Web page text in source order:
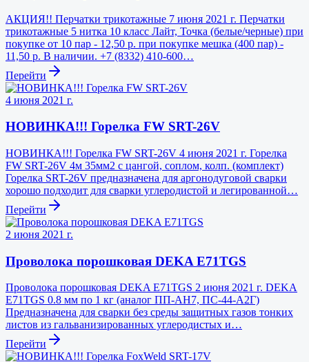
АКЦИЯ!! Перчатки трикотажные 7 июня 2021 г. Перчатки
трикотажные 5 нитка 10 класс Лайт, Точка (белые/черные) при
покупке от 10 пар - 12,50 р. при покупке мешка (400 пар) -
11,50 р. В наличии. +7 (8332) 410-600…
Перейти
4 июня 2021 г.
НОВИНКА!!! Горелка FW SRT-26V
НОВИНКА!!! Горелка FW SRT-26V 4 июня 2021 г. Горелка
FW SRT-26V 4м 35мм2 с цангой, соплом, колп. (комплект)
Горелка SRT-26V предназначена для аргонодуговой сварки
хорошо подходит для сварки углеродистой и легированной…
Перейти
2 июня 2021 г.
Проволока порошковая DEKA E71TGS
Проволока порошковая DEKA E71TGS 2 июня 2021 г. DEKA
E71TGS 0.8 мм по 1 кг (аналог ПП-АН7, ПС-44-А2Г)
Предназначена для сварки без среды защитных газов тонких
листов из гальванизированных углеродистых и…
Перейти